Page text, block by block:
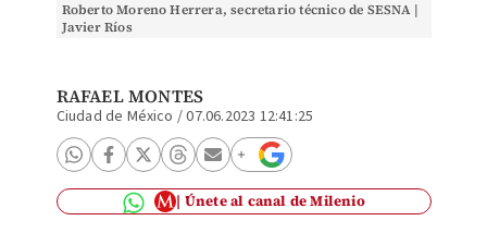
Roberto Moreno Herrera, secretario técnico de SESNA |
Javier Ríos
RAFAEL MONTES
Ciudad de México /07.06.2023 12:41:25
Únete al canal de Milenio